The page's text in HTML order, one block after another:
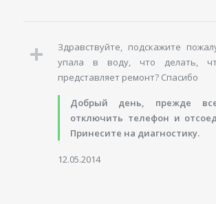
Здравствуйте, подскажите
упала в воду, что делать,
представляет ремонт? Спасибо
Добрый день, прежде
отключить телефон и
Принесите на диагностику.
12.05.2014